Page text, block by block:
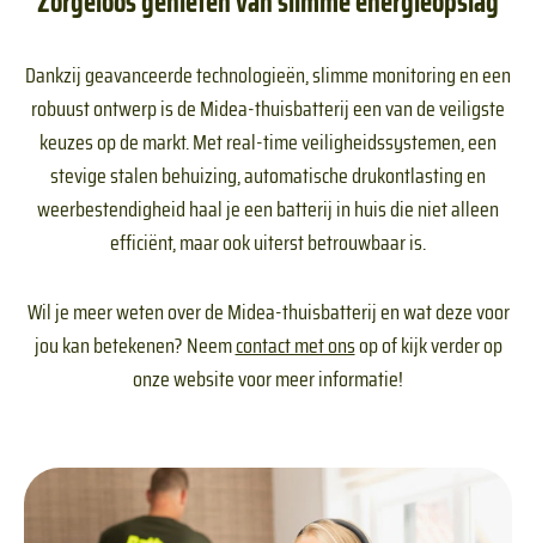
Dankzij geavanceerde technologieën, slimme monitoring en een
robuust ontwerp is de Midea-thuisbatterij een van de veiligste
keuzes op de markt. Met real-time veiligheidssystemen, een
stevige stalen behuizing, automatische drukontlasting en
weerbestendigheid haal je een batterij in huis die niet alleen
efficiënt, maar ook uiterst betrouwbaar is.
Wil je meer weten over de Midea-thuisbatterij en wat deze voor
jou kan betekenen? Neemcontact met onsop of kijk verder op
onze website voor meer informatie!